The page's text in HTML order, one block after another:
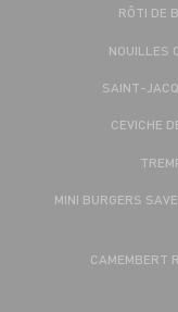
RÔTI DE
NOUILLES
SAINT-
CEVICHE
MINI BURGERS
CAMEMBERT